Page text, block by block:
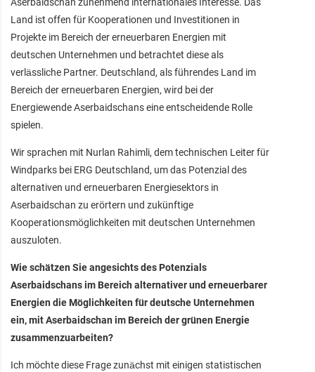
Aserbaidschan zunehmend internationales Interesse. Das
Land ist offen für Kooperationen und Investitionen in
Projekte im Bereich der erneuerbaren Energien mit
deutschen Unternehmen und betrachtet diese als
verlässliche Partner. Deutschland, als führendes Land im
Bereich der erneuerbaren Energien, wird bei der
Energiewende Aserbaidschans eine entscheidende Rolle
spielen.
Wir sprachen mit Nurlan Rahimli, dem technischen Leiter für
Windparks bei ERG Deutschland, um das Potenzial des
alternativen und erneuerbaren Energiesektors in
Aserbaidschan zu erörtern und zukünftige
Kooperationsmöglichkeiten mit deutschen Unternehmen
auszuloten.
Wie schätzen Sie angesichts des Potenzials
Aserbaidschans im Bereich alternativer und erneuerbarer
Energien die Möglichkeiten für deutsche Unternehmen
ein, mit Aserbaidschan im Bereich der grünen Energie
zusammenzuarbeiten?
Ich möchte diese Frage zunächst mit einigen statistischen